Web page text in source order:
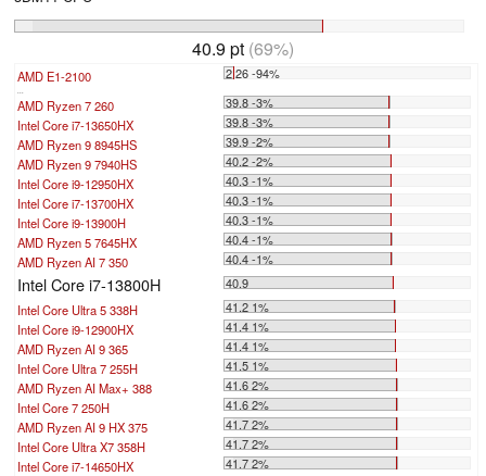
40.9 pt (69%)
AMD E1-2100 2.26 -94%
AMD Ryzen 7 260
39.8 -3%
Intel Core i7-13650HX
39.8 -3%
AMD Ryzen 9 8945HS
39.9 -2%
AMD Ryzen 9 7940HS
40.2 -2%
Intel Core i9-12950HX
40.3 -1%
Intel Core i7-13700HX
40.3 -1%
Intel Core i9-13900H
40.3 -1%
AMD Ryzen 5 7645HX
40.4 -1%
AMD Ryzen AI 7 350
40.4 -1%
Intel Core i7-13800H
40.9
Intel Core Ultra 5 338H
41.2 1%
Intel Core i9-12900HX
41.4 1%
AMD Ryzen AI 9 365
41.4 1%
Intel Core Ultra 7 255H
41.5 1%
AMD Ryzen AI Max+ 388
41.6 2%
Intel Core 7 250H
41.6 2%
AMD Ryzen AI 9 HX 375
41.7 2%
Intel Core Ultra X7 358H
41.7 2%
Intel Core i7-14650HX
41.7 2%